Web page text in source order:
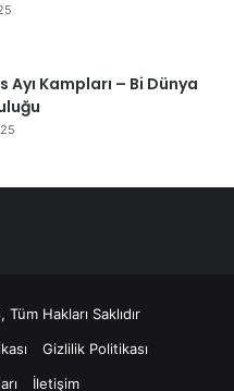
Ayı Kampları – Bi Dünya
Hakları Saklıdır
Gizlilik Politikası
İletişim